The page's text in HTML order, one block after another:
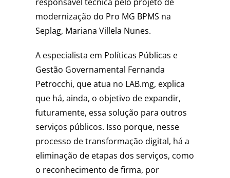
modernização do Pro MG BPMS na
Seplag, Mariana Villela Nunes.
A especialista em Políticas Públicas e
Gestão Governamental Fernanda
Petrocchi, que atua no LAB.mg, explica
que há, ainda, o objetivo de expandir,
futuramente, essa solução para outros
serviços públicos. Isso porque, nesse
processo de transformação digital, há a
eliminação de etapas dos serviços, como
o reconhecimento de firma, por